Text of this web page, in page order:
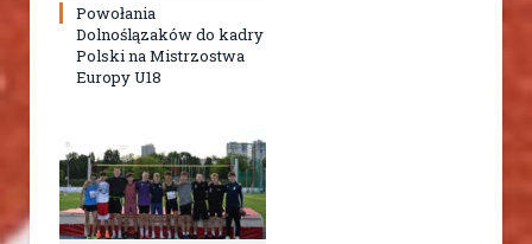
Powołania
Dolnoślązaków do kadry
Polski na Mistrzostwa
Europy U18